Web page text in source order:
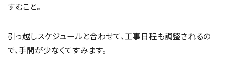
すむこと。
引っ越しスケジュールと合わせて、工事日程も調整されるの
で、手間が少なくてすみます。